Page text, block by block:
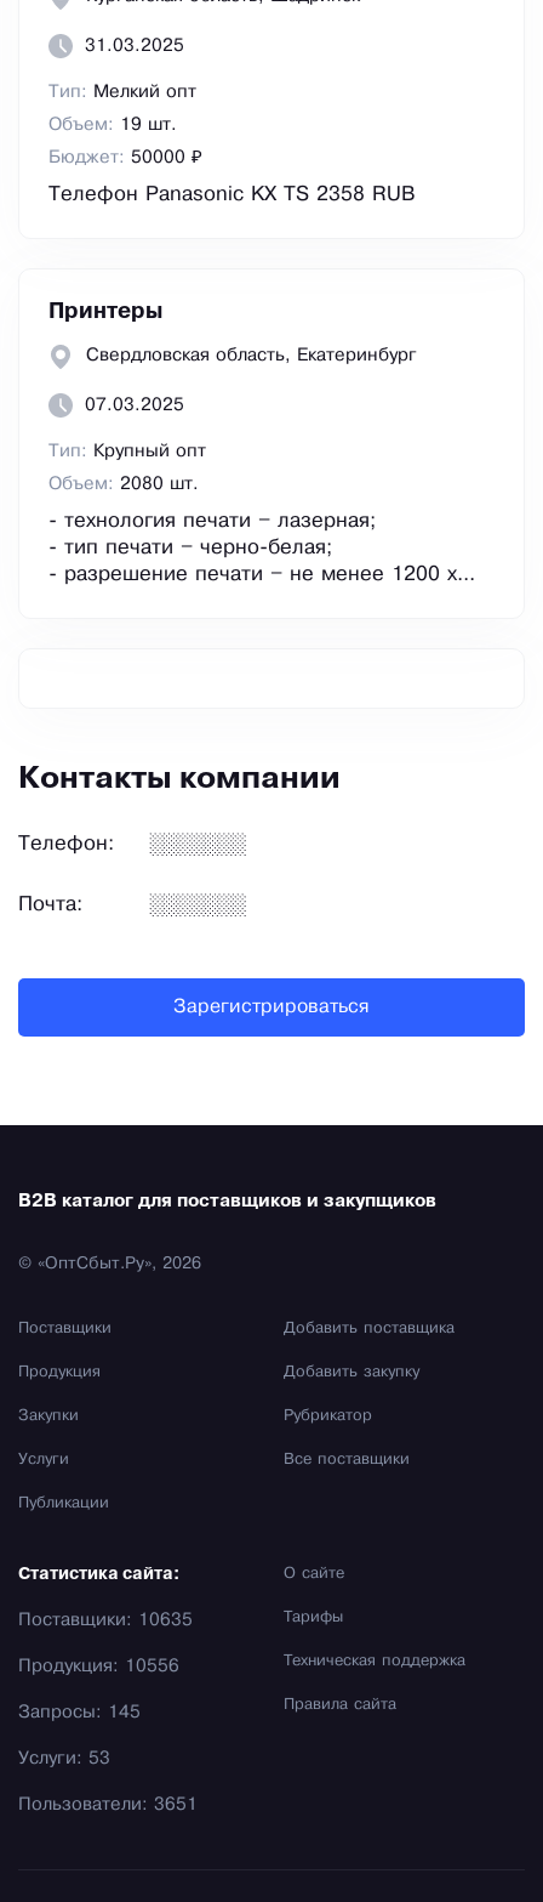
31.03.2025
Тип:
Мелкий опт
Объем:
19 шт.
Бюджет: 50000 ₽
Телефон Panasonic KX TS 2358 RUB
Принтеры
Свердловская область, Екатеринбург
07.03.2025
Тип:
Крупный опт
Объем: 2080 шт.
- технология печати – лазерная;
- тип печати – черно-белая;
- разрешение печати – не менее 1200 x...
Контакты компании
Телефон:
Почта:
Зарегистрироваться
B2B каталог для поставщиков и закупщиков
© «ОптСбыт.Ру», 2026
Поставщики
Продукция
Закупки
Услуги
Публикации
Добавить поставщика
Добавить закупку
Рубрикатор
Все поставщики
О сайте
Тарифы
Техническая поддержка
Правила сайта
Статистика сайта:
Поставщики: 10635
Продукция: 10556
Запросы: 145
Услуги: 53
Пользователи: 3651